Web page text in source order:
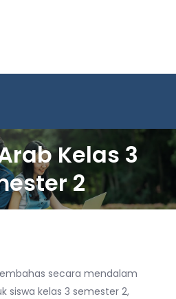
Kelas 3
2
secara mendalam
siswa kelas 3 semester 2,